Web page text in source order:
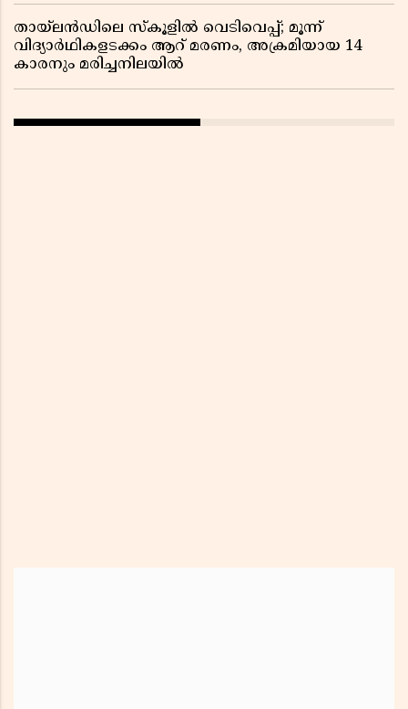
തായ്‌ലൻഡിലെ സ്‌കൂളിൽ വെടിവെപ്പ്; മൂന്ന്
വിദ്യാർഥികളടക്കം ആറ് മരണം, അക്രമിയായ 14
കാരനും മരിച്ചനിലയിൽ